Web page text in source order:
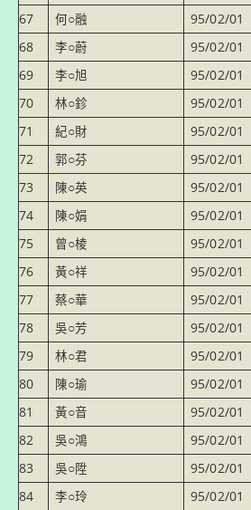
67
何○融 95/02/01
68
李○蔚 95/02/01
69
李○旭 95/02/01
70
林○鉁 95/02/01
71
紀○財 95/02/01
72
郭○芬 95/02/01
73
陳○英 95/02/01
74
陳○娟 95/02/01
75
曾○棱 95/02/01
76
黃○祥 95/02/01
77
蔡○華 95/02/01
78
吳○芳 95/02/01
79
林○君 95/02/01
80
陳○瑜 95/02/01
81
黃○音 95/02/01
82
吳○鴻 95/02/01
83
吳○陞 95/02/01
84
李○玲 95/02/01